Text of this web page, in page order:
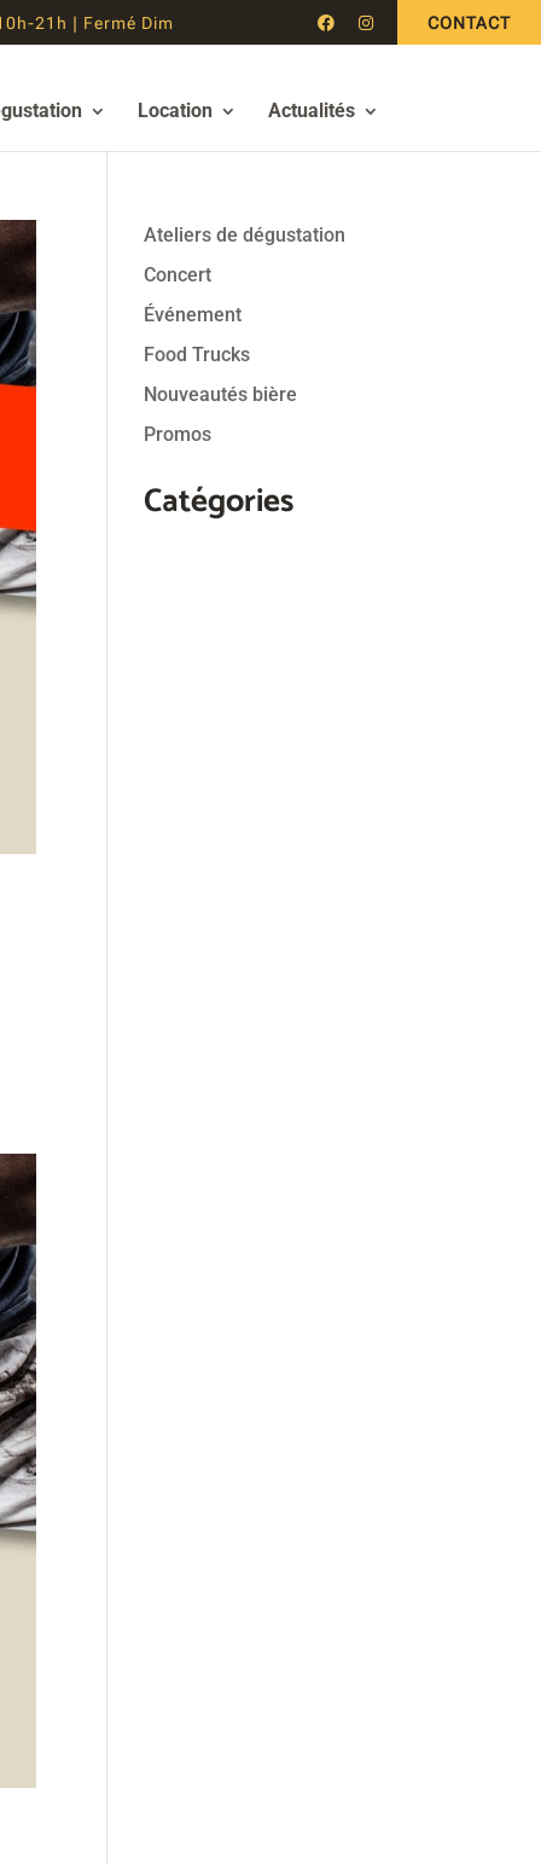
21h | Fermé Dim CONTACT
Location Actualités
Ateliers de dégustation
Concert
Événement
Food Trucks
Nouveautés bière
Promos
Catégories